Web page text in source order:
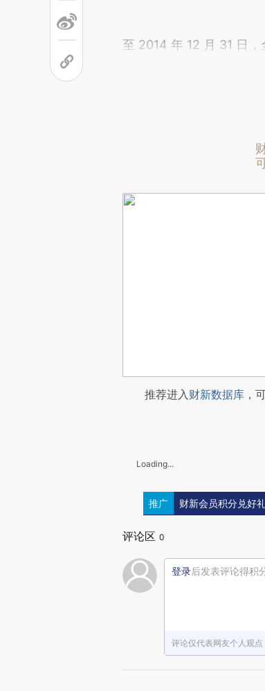
至 2014 年 12 月 31 日，
推荐进入财新数据库 ，
Loading...
推广 财新会员积分兑好
评论区 0
登录后发表评论得积
评论仅代表网友个人观